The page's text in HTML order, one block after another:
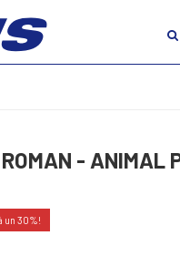
- ANIMAL
30